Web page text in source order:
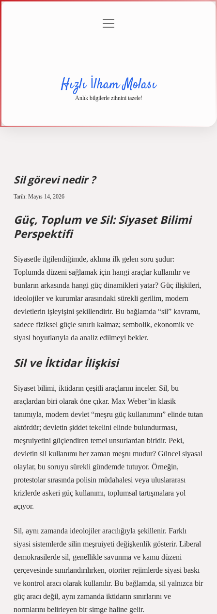
menüyü
Hızlı İlham Molası
Anlık bilgilerle zihnini tazele!
Sil görevi nedir ?
Tarih: Mayıs 14, 2026
Güç, Toplum ve Sil: Siyaset Bilimi
Perspektifi
Siyasetle ilgilendiğimde, aklıma ilk gelen soru şudur:
Toplumda düzeni sağlamak için hangi araçlar kullanılır ve
bunların arkasında hangi güç dinamikleri yatar? Güç ilişkileri,
ideolojiler ve kurumlar arasındaki sürekli gerilim, modern
devletlerin işleyişini şekillendirir. Bu bağlamda “sil” kavramı,
sadece fiziksel güçle sınırlı kalmaz; sembolik, ekonomik ve
siyasi boyutlarıyla da analiz edilmeyi bekler.
Sil ve İktidar İlişkisi
Siyaset bilimi, iktidarın çeşitli araçlarını inceler. Sil, bu
araçlardan biri olarak öne çıkar. Max Weber’in klasik
tanımıyla, modern devlet “meşru güç kullanımını” elinde tutan
aktördür; devletin şiddet tekelini elinde bulundurması,
meşruiyetini güçlendiren temel unsurlardan biridir. Peki,
devletin sil kullanımı her zaman meşru mudur? Güncel siyasal
olaylar, bu soruyu sürekli gündemde tutuyor. Örneğin,
protestolar sırasında polisin müdahalesi veya uluslararası
krizlerde askeri güç kullanımı, toplumsal tartışmalara yol
açıyor.
Sil, aynı zamanda ideolojiler aracılığıyla şekillenir. Farklı
siyasi sistemlerde silin meşruiyeti değişkenlik gösterir. Liberal
demokrasilerde sil, genellikle savunma ve kamu düzeni
çerçevesinde sınırlandırılırken, otoriter rejimlerde siyasi baskı
ve kontrol aracı olarak kullanılır. Bu bağlamda, sil yalnızca bir
güç aracı değil, aynı zamanda iktidarın sınırlarını ve
normlarını belirleyen bir simge haline gelir.